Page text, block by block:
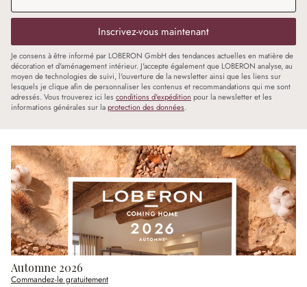
Inscrivez-vous maintenant
Je consens à être informé par LOBERON GmbH des tendances actuelles en matière de
décoration et d'aménagement intérieur. J'accepte également que LOBERON analyse, au
moyen de technologies de suivi, l'ouverture de la newsletter ainsi que les liens sur
lesquels je clique afin de personnaliser les contenus et recommandations qui me sont
adressés. Vous trouverez ici les conditions d'expédition pour la newsletter et les
informations générales sur laprotection des données.
Automne 2026
Commandez-le gratuitement